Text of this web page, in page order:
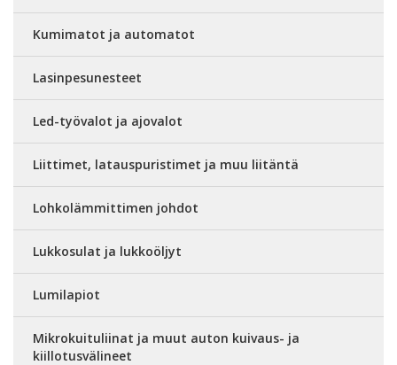
Kumimatot ja automatot
Lasinpesunesteet
Led-työvalot ja ajovalot
Liittimet, latauspuristimet ja muu liitäntä
Lohkolämmittimen johdot
Lukkosulat ja lukkoöljyt
Lumilapiot
Mikrokuituliinat ja muut auton kuivaus- ja
kiillotusvälineet